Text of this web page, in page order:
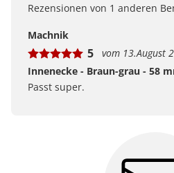
zu können. Uns ist wichtig,
Hinweis Verifizierter Kauf
Erfahren Sie mehr darüber,
bei uns funktionieren
Rezensionen von 1 anderen
Machnik
5
vom 13.August
Innenecke - Braun-grau - 58
Passt super.